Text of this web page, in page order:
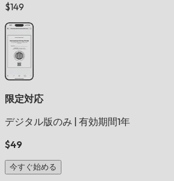
$149
限定対応
デジタル版のみ 有効期間1年
$49
今すぐ始める